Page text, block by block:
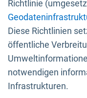
Richtlinie
Diese Richtlinien
öffentliche
notwendigen
Infrastrukturen.